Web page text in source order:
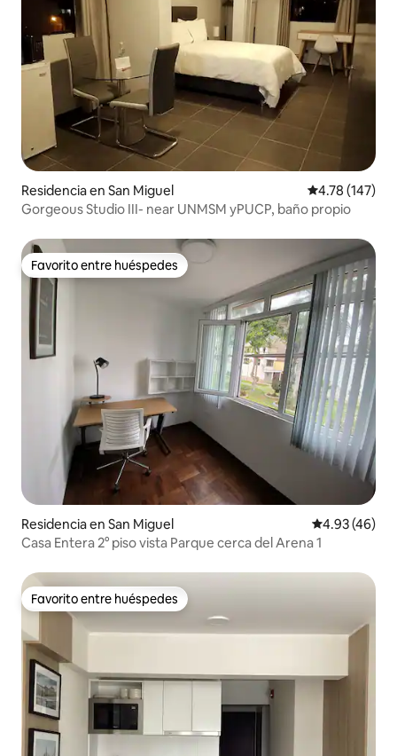
Residencia en San Miguel Calificación
4.78 (147)
Gorgeous Studio III- near UNMSM yPUCP, baño propio
Favorito entre huéspedes
Favorito entre huéspedes
Residencia en San Miguel Calificación
4.93 (46)
Casa Entera 2° piso vista Parque cerca del Arena 1
Favorito entre huéspedes
Favorito entre huéspedes